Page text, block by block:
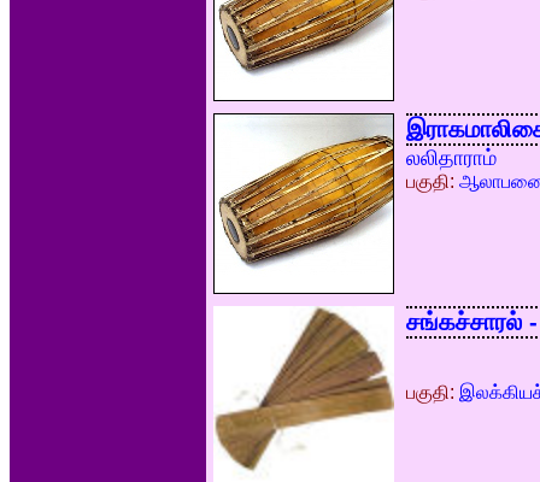
லலிதாராம்
பகுதி:
சங்கச்சாரல்
பகுதி: